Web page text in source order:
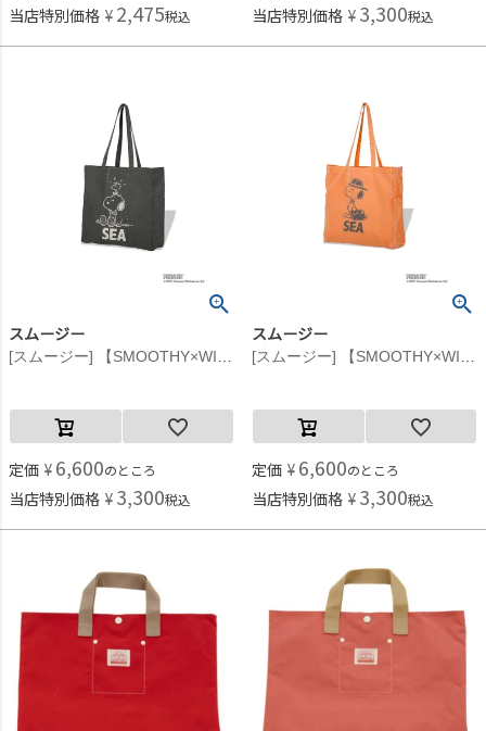
当店特別価格 ¥ 2,475税込 当店特別価格 ¥ 3,300税込
スムージー
定価 ¥ 6,600のところ
当店特別価格 ¥ 3,300税込
スムージー
定価 ¥ 6,600のところ
当店特別価格 ¥ 3,300税込